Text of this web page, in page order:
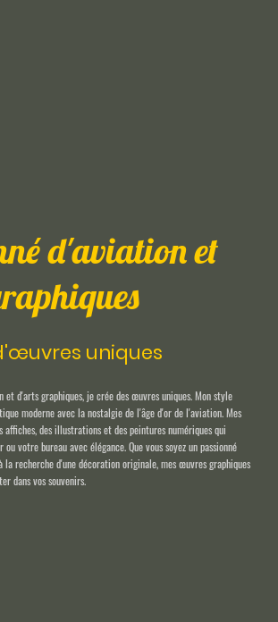
d'aviation et
uniques
et d'arts graphiques, je crée des œuvres uniques. Mon style
moderne avec la nostalgie de l'âge d'or de l'aviation. Mes
affiches, des illustrations et des peintures numériques qui
votre bureau avec élégance. Que vous soyez un passionné
recherche d'une décoration originale, mes œuvres graphiques
dans vos souvenirs.